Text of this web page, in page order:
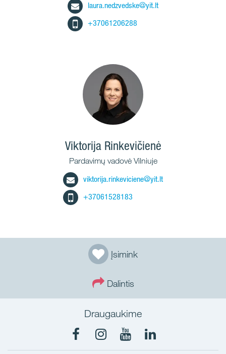
Įsimink
Dalintis
laura.nedzvedske@yit.lt
+37061206288
Viktorija Rinkevičienė
Pardavimų vadovė Vilniuje
viktorija.rinkeviciene@yit.lt
+37061528183
Draugaukime